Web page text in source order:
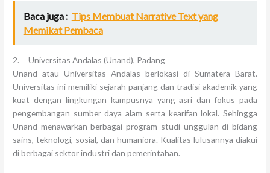
Baca juga : Tips Membuat Narrative Text yang
Memikat Pembaca
2. Universitas Andalas (Unand), Padang
Unand atau Universitas Andalas berlokasi di Sumatera Barat.
Universitas ini memiliki sejarah panjang dan tradisi akademik yang
kuat dengan lingkungan kampusnya yang asri dan fokus pada
pengembangan sumber daya alam serta kearifan lokal. Sehingga
Unand menawarkan berbagai program studi unggulan di bidang
sains, teknologi, sosial, dan humaniora. Kualitas lulusannya diakui
di berbagai sektor industri dan pemerintahan.